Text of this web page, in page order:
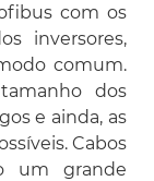
com os
inversores,
comum.
dos
e ainda, as
Cabos
um grande